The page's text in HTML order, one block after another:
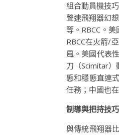
組合動員機技
聲速飛翔器幻
等。RBCC。
RBCC在火箭/
風。美國代表
刀（Scimitar
態和穩態直連
任務；中國也
制導與把持技巧
與傳統飛翔器